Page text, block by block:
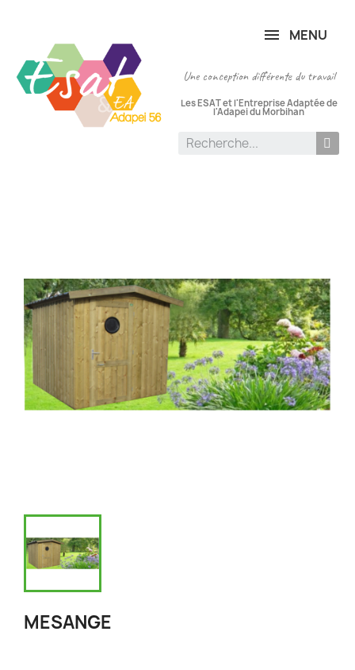
MENU
Une conception différente du travail
Les ESAT et l'Entreprise Adaptée de
l'Adapei du Morbihan
MESANGE